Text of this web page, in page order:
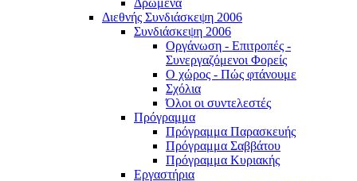
Δρώμενα
Διεθνής Συνδιάσκεψη 2006
Συνδιάσκεψη 2006
Οργάνωση - Επιτροπές -
Συνεργαζόμενοι Φορείς
Ο χώρος - Πώς φτάνουμε
Σχόλια
Όλοι οι συντελεστές
Πρόγραμμα
Πρόγραμμα Παρασκευής
Πρόγραμμα Σαββάτου
Πρόγραμμα Κυριακής
Εργαστήρια